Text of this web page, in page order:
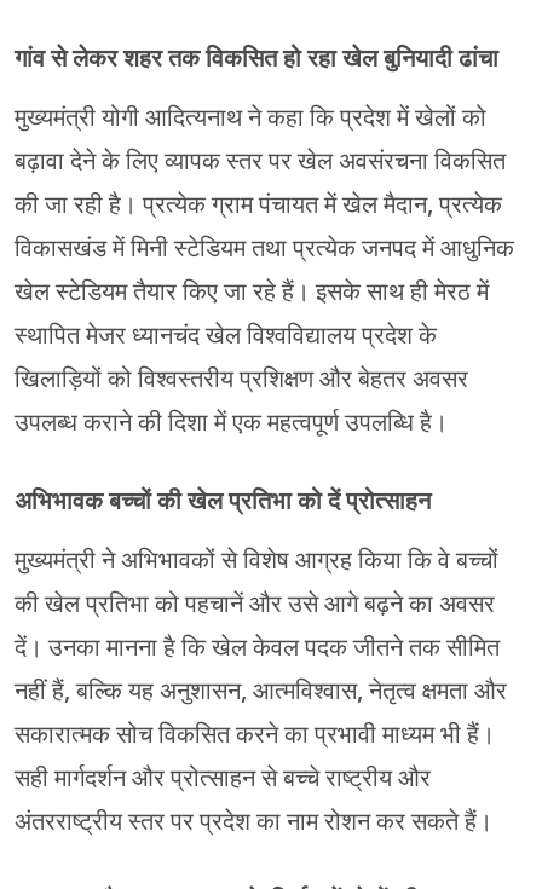
गांव से लेकर शहर तक विकसित हो रहा खेल बुनियादी ढांचा
मुख्यमंत्री योगी आदित्यनाथ ने कहा कि प्रदेश में खेलों को
बढ़ावा देने के लिए व्यापक स्तर पर खेल अवसंरचना विकसित
की जा रही है। प्रत्येक ग्राम पंचायत में खेल मैदान, प्रत्येक
विकासखंड में मिनी स्टेडियम तथा प्रत्येक जनपद में आधुनिक
खेल स्टेडियम तैयार किए जा रहे हैं। इसके साथ ही मेरठ में
स्थापित मेजर ध्यानचंद खेल विश्वविद्यालय प्रदेश के
खिलाड़ियों को विश्वस्तरीय प्रशिक्षण और बेहतर अवसर
उपलब्ध कराने की दिशा में एक महत्वपूर्ण उपलब्धि है।
अभिभावक बच्चों की खेल प्रतिभा को दें प्रोत्साहन
मुख्यमंत्री ने अभिभावकों से विशेष आग्रह किया कि वे बच्चों
की खेल प्रतिभा को पहचानें और उसे आगे बढ़ने का अवसर
दें। उनका मानना है कि खेल केवल पदक जीतने तक सीमित
नहीं हैं, बल्कि यह अनुशासन, आत्मविश्वास, नेतृत्व क्षमता और
सकारात्मक सोच विकसित करने का प्रभावी माध्यम भी हैं।
सही मार्गदर्शन और प्रोत्साहन से बच्चे राष्ट्रीय और
अंतरराष्ट्रीय स्तर पर प्रदेश का नाम रोशन कर सकते हैं।